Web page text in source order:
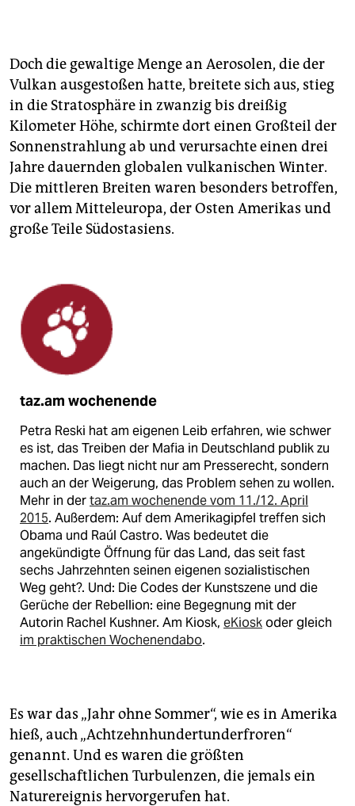
Doch die gewaltige Menge an Aerosolen, die der
Vulkan ausgestoßen hatte, breitete sich aus, stieg
in die Stratosphäre in zwanzig bis dreißig
Kilometer Höhe, schirmte dort einen Großteil der
Sonnenstrahlung ab und verursachte einen drei
Jahre dauernden globalen vulkanischen Winter.
Die mittleren Breiten waren besonders betroffen,
vor allem Mitteleuropa, der Osten Amerikas und
große Teile Südostasiens.
taz.am wochenende
Petra Reski hat am eigenen Leib erfahren, wie schwer
es ist, das Treiben der Mafia in Deutschland publik zu
machen. Das liegt nicht nur am Presserecht, sondern
auch an der Weigerung, das Problem sehen zu wollen.
Mehr in dertaz.am wochenende vom 11./12. April
2015. Außerdem: Auf dem Amerikagipfel treffen sich
Obama und Raúl Castro. Was bedeutet die
angekündigte Öffnung für das Land, das seit fast
sechs Jahrzehnten seinen eigenen sozialistischen
Weg geht?. Und: Die Codes der Kunstszene und die
Gerüche der Rebellion: eine Begegnung mit der
Autorin Rachel Kushner. Am Kiosk, eKioskoder gleich
im praktischen Wochenendabo.
Es war das „Jahr ohne Sommer“, wie es in Amerika
hieß, auch „Achtzehnhundertunderfroren“
genannt. Und es waren die größten
gesellschaftlichen Turbulenzen, die jemals ein
Naturereignis hervorgerufen hat.